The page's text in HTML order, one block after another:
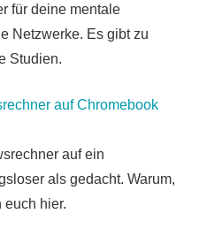
für deine mentale
Netzwerke. Es gibt zu
Studien.
auf Chromebook
auf ein
als gedacht. Warum,
hier.